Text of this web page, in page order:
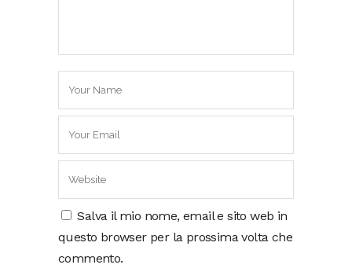
Salva il mio nome, email e sito web in
questo browser per la prossima volta che
commento.